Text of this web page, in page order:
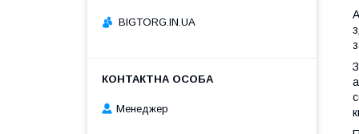
BIGTORG.IN.UA
Менеджер